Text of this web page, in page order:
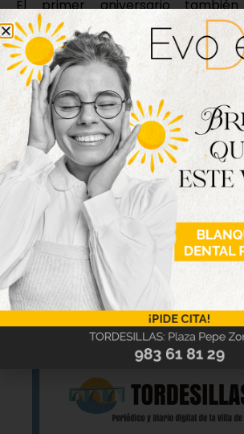
El primer aniversario
presentar en público el nuevo
integrante de esta agrupación, que
de unos 20-25 euros y dará
ventajas, todas ellas relacionadas
vino, además de poder formar
todas las actividades que
jóvenes a lo largo del año.
Nueva edición
disponible
Hazte ya con la trigésimo séptima
la revista Tordesillas al día. Haz
imagen para verla online.